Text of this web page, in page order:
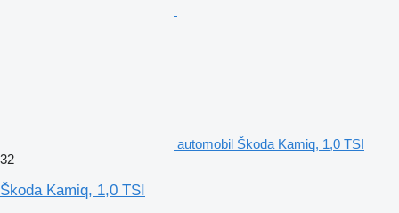
automobil Škoda Kamiq, 1,0 TSI
32
Škoda Kamiq, 1,0 TSI